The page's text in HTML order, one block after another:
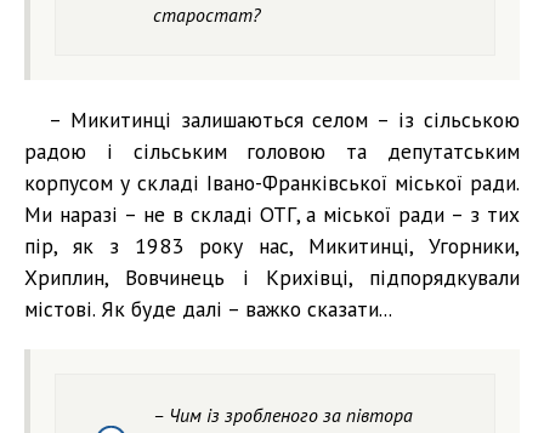
старостат?
– Микитинці залишаються селом – із сільською
радою і сільським головою та депутатським
корпусом у складі Івано-Франківської міської ради.
Ми наразі – не в складі ОТГ, а міської ради – з тих
пір, як з 1983 року нас, Микитинці, Угорники,
Хриплин, Вовчинець і Крихівці, підпорядкували
містові. Як буде далі – важко сказати...
– Чим із зробленого за півтора